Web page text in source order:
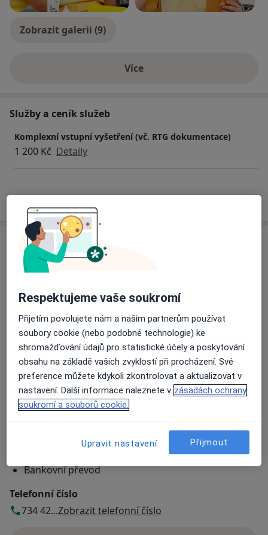
- Postendo dostavby/FRC čepy
- Implantologie
Zobrazit galerii (9)
Víceo zkušenostech
Služby a ceník služeb
Komplexní vstupní vyšetření (vč. RTG dokumentace)
1 200 Kč Detaily
Adresa
ALTADENT - stomatologické centrum
Přiblížit mapuse otevře v nové záložce
Dostupnost
Na této adrese online kalendář není aktivní
Co mám v takové situaci udělat?
Způsoby platby (soukromé návštěvy)
Bankovní převod
Telefonní číslo
734 42...Zobrazit telefonní číslo
Respektujeme vaše soukromí
Přijetím povolujete nám a našim partnerům používat
soubory cookie (nebo podobné technologie) ke
shromažďování údajů pro statistické účely a poskytování
obsahu na základě vašich zvyklostí při procházení. Své
preference můžete kdykoli zkontrolovat a aktualizovat v
nastavení. Další informace naleznete v zásadách ochrany
soukromí a souborů cookie.
Upravit nastavení Přijmout